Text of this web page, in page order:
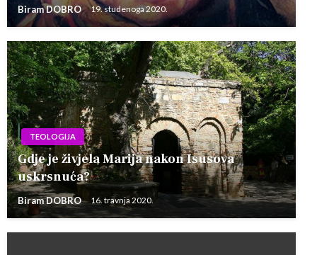
Biram DOBRO 19. studenoga 2020.
TEOLOGIJA
Gdje je živjela Marija nakon Isusova
uskrsnuća?
Biram DOBRO 16. travnja 2020.